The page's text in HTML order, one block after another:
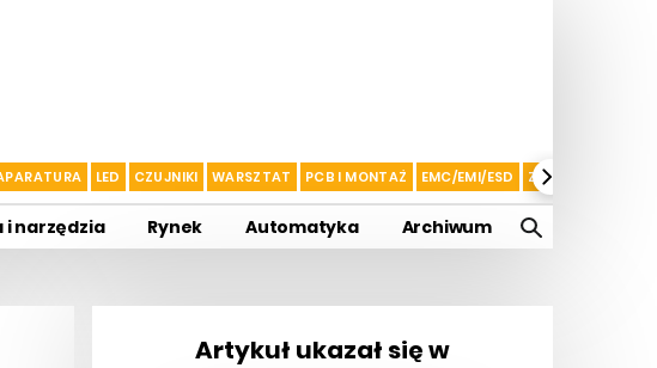
LED CZUJNIKI WARSZTAT PCB I MONTAŻ EMC/EMI/ESD ZASILANIE I
narzędzia Rynek Automatyka Archiwum
Artykuł ukazał się w